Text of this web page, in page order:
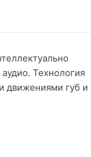
Технология
движениями губ и